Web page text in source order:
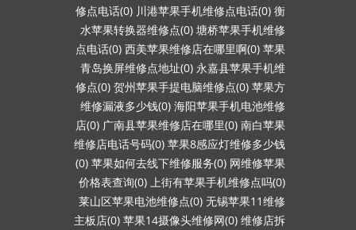
修点电话(0) 川港苹果手机维修点电话(0) 衡
水苹果转换器维修点(0) 塘桥苹果手机维修
点电话(0) 西美苹果维修店在哪里啊(0) 苹果
青岛换屏维修点地址(0) 永嘉县苹果手机维
修点(0) 贺州苹果手提电脑维修点(0) 苹果方
维修漏液多少钱(0) 海阳苹果手机电池维修
店(0) 广南县苹果维修店在哪里(0) 南白苹果
维修店电话号码(0) 苹果8感应灯维修多少钱
(0) 苹果如何去线下维修服务(0) 网维修苹果
价格表查询(0) 上街有苹果手机维修点吗(0)
莱山区苹果电池维修点(0) 无锡苹果11维修
主板店(0) 苹果14摄像头维修网(0) 维修店拆